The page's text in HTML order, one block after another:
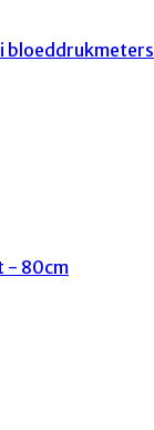
bloeddrukmeters
- 80cm